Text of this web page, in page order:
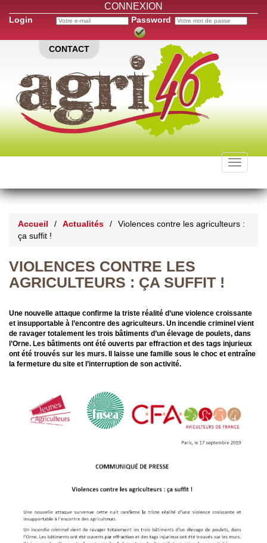
CONNEXION
Login Password
CONTACT
Toggle
Accueil / Actualités /
Violences contre les agriculteurs :
ça suffit !
VIOLENCES CONTRE LES
AGRICULTEURS : ÇA SUFFIT !
Une nouvelle attaque confirme la triste réalité d’une violence croissante
et insupportable à l’encontre des agriculteurs. Un incendie criminel vient
de ravager totalement les trois bâtiments d’un élevage de poulets, dans
l’Orne. Les bâtiments ont été ouverts par effraction et des tags injurieux
ont été trouvés sur les murs. Il laisse une famille sous le choc et entraîne
la fermeture du site et l’interruption de son activité.